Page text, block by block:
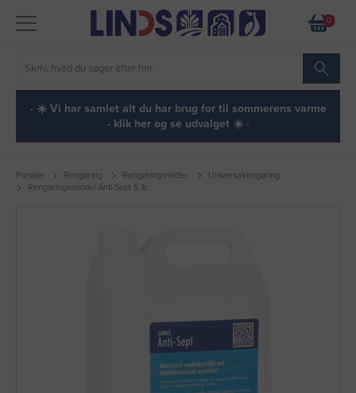
0
· ☀️ Vi har samlet alt du har brug for til sommerens varme
- klik her og se udvalget ☀️ ·
Forside Rengøring Rengøringsmidler
Universalrengøring
Rengøringsmiddel Anti-Sept 5 ltr